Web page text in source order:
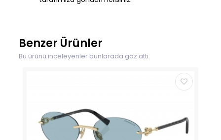
Benzer Ürünler
Bu ürünü inceleyenler bunlarada göz attı.